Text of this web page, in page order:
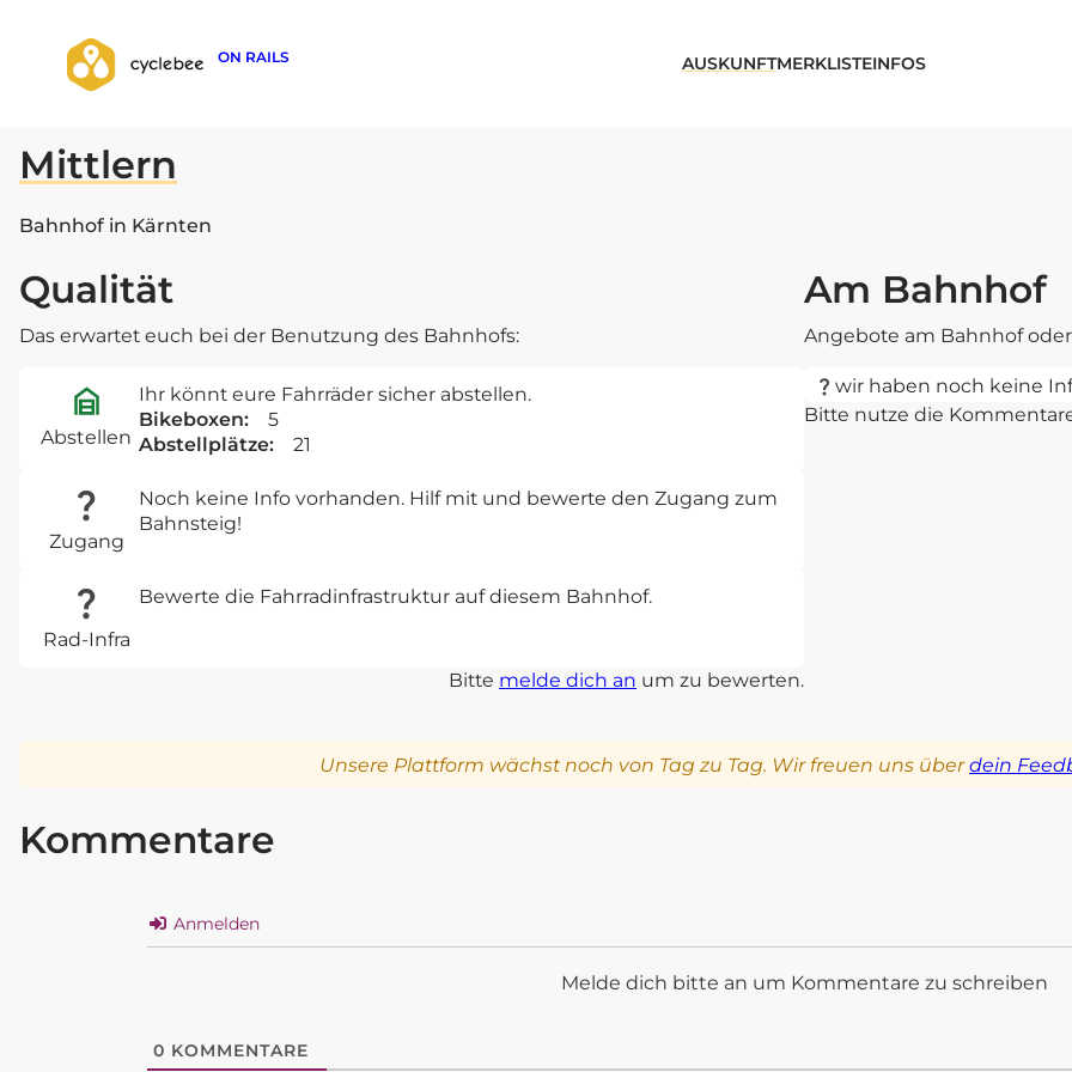
ON RAILS AUSKUNFTMERKLISTEINFOS
zurück zur Suche
Mittlern
Bahnhof in Kärnten
Qualität
Das erwartet euch bei der Benutzung des Bahnhofs:
Abstellen
Ihr könnt eure Fahrräder sicher abstellen.
Bikeboxen:
5
Abstellplätze:
21
Zugang
Noch keine Info vorhanden. Hilf mit und bewerte den Zugang zum
Bahnsteig!
Rad-Infra
Bewerte die Fahrradinfrastruktur auf diesem Bahnhof.
Bitte melde dich an um zu bewerten.
Am Bahnhof
Angebote am Bahnhof
wir haben noch keine
Bitte nutze die
Unsere Plattform wächst noch von Tag zu Tag. Wir freuen uns überdein
Kommentare
Anmelden
Melde dich bitte an um Kommentare zu schreiben
0 KOMMENTARE